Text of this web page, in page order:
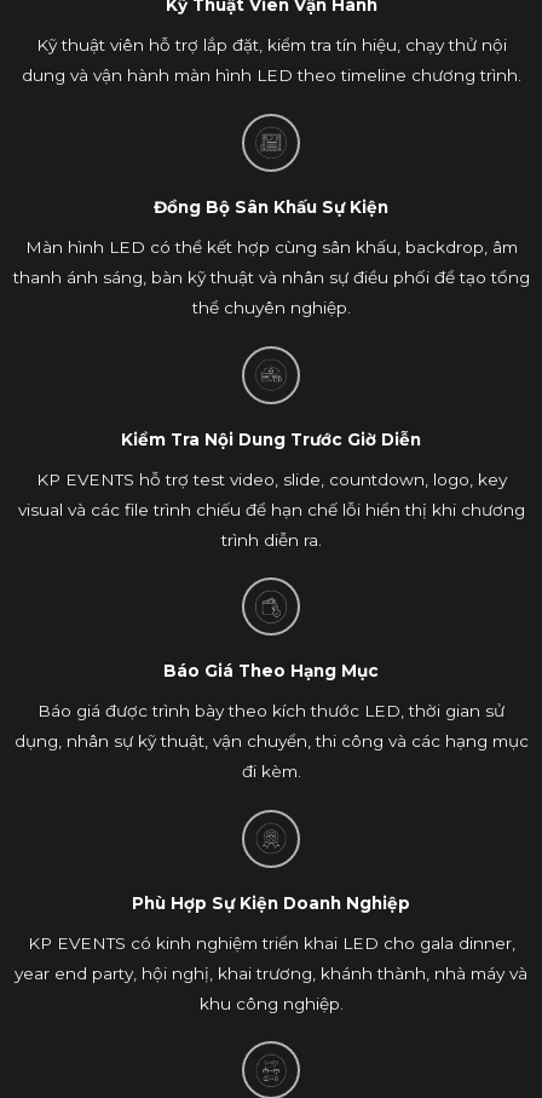
Kỹ Thuật Viên Vận Hành
Kỹ thuật viên hỗ trợ lắp đặt, kiểm tra tín hiệu, chạy thử nội
dung và vận hành màn hình LED theo timeline chương trình.
Đồng Bộ Sân Khấu Sự Kiện
Màn hình LED có thể kết hợp cùng sân khấu, backdrop, âm
thanh ánh sáng, bàn kỹ thuật và nhân sự điều phối để tạo tổng
thể chuyên nghiệp.
Kiểm Tra Nội Dung Trước Giờ Diễn
KP EVENTS hỗ trợ test video, slide, countdown, logo, key
visual và các file trình chiếu để hạn chế lỗi hiển thị khi chương
trình diễn ra.
Báo Giá Theo Hạng Mục
Báo giá được trình bày theo kích thước LED, thời gian sử
dụng, nhân sự kỹ thuật, vận chuyển, thi công và các hạng mục
đi kèm.
Phù Hợp Sự Kiện Doanh Nghiệp
KP EVENTS có kinh nghiệm triển khai LED cho gala dinner,
year end party, hội nghị, khai trương, khánh thành, nhà máy và
khu công nghiệp.